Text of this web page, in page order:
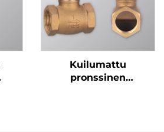
Kuilumattu
pronssinen